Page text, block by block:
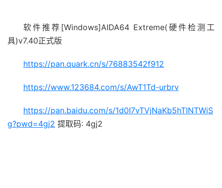
软件推荐[Windows]AIDA64 Extreme(硬件检测工
具)v7.40正式版
https://pan.quark.cn/s/76883542f912
https://www.123684.com/s/AwT1Td-urbrv
https://pan.baidu.com/s/1d0I7vTVjNaKb5hTINTWiS
g?pwd=4gj2 提取码: 4gj2